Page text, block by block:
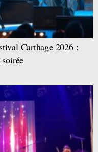
Carthage 2026 :